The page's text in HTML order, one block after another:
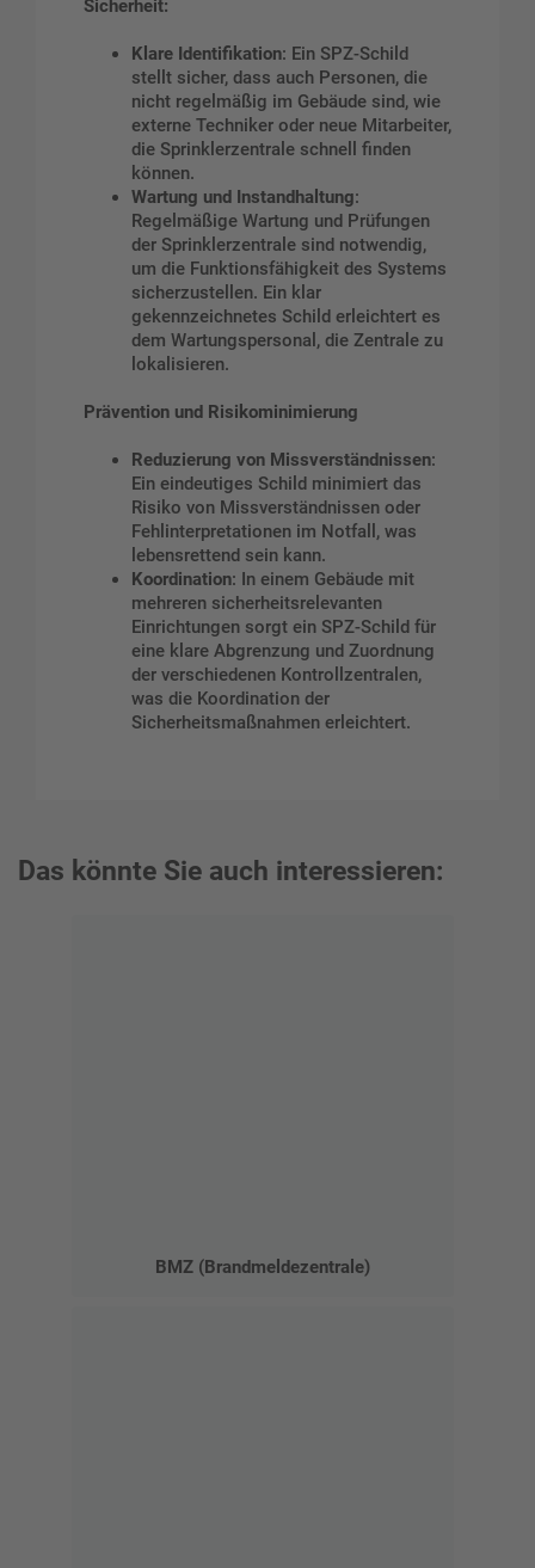
Sicherheit:
Klare Identifikation: Ein SPZ-Schild
stellt sicher, dass auch Personen, die
nicht regelmäßig im Gebäude sind, wie
externe Techniker oder neue Mitarbeiter,
die Sprinklerzentrale schnell finden
können.
Wartung und Instandhaltung:
Regelmäßige Wartung und Prüfungen
der Sprinklerzentrale sind notwendig,
um die Funktionsfähigkeit des Systems
sicherzustellen. Ein klar
gekennzeichnetes Schild erleichtert es
dem Wartungspersonal, die Zentrale zu
lokalisieren.
Prävention und Risikominimierung
Reduzierung von Missverständnissen:
Ein eindeutiges Schild minimiert das
Risiko von Missverständnissen oder
Fehlinterpretationen im Notfall, was
lebensrettend sein kann.
Koordination: In einem Gebäude mit
mehreren sicherheitsrelevanten
Einrichtungen sorgt ein SPZ-Schild für
eine klare Abgrenzung und Zuordnung
der verschiedenen Kontrollzentralen,
was die Koordination der
Sicherheitsmaßnahmen erleichtert.
Das könnte Sie auch interessieren:
BMZ (Brandmeldezentrale)